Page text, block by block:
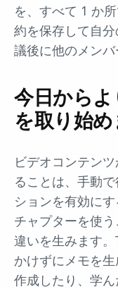
を、すべて 1 か
約を保存して自
議後に他のメンバ
今日からよ
を取り始め
ビデオコンテン
ることは、手動
ションを有効に
チャプターを使
違いを生みます
かけずにメモを
作成したり、学ん